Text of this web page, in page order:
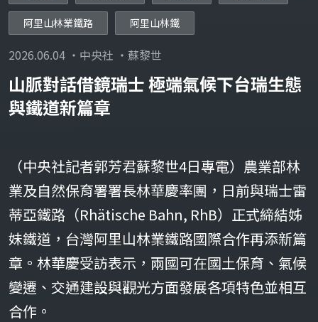
阿里山林業鐵路 阿里山林鐵
2026.06.04 ・中央社 ・蘇黎世
山脈對話借鏡瑞士 極端氣候下台瑞生態
與鐵道新篇章
（中央社記者郭芳君蘇黎世4日專電）農業部林
業及自然保育署署長林華慶率團，日前與瑞士雷
蒂亞鐵路（Rhätische Bahn, RhB）正式締結姊
妹鐵道，台灣阿里山林業鐵路國際合作再添新篇
章。林華慶受訪表示，兩國可在國土保育、氣候
變遷、交通建設與觀光方面發展各項特色並相互
合作。